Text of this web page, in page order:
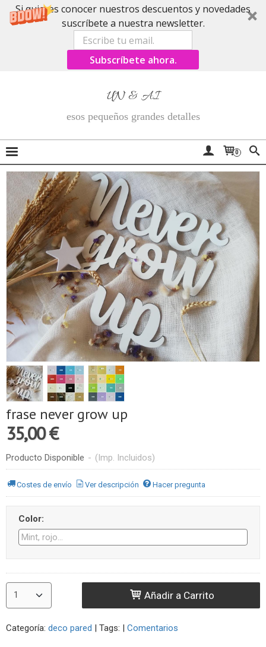
Si quieres conocer nuestros descuentos y novedades
suscríbete a nuestra newsletter.
Subscríbete ahora.
UN & AI
esos pequeños grandes detalles
0
frase never grow up
35,00 €
Producto Disponible - (Imp. Incluidos)
Costes de envío Ver descripción Hacer pregunta
Color:
Añadir a Carrito
Categoría: deco pared | Tags: | Comentarios